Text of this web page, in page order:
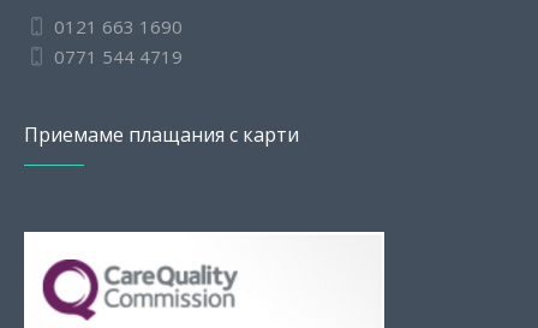
0121 663 1690
0771 544 4719
Приемаме плащания с карти